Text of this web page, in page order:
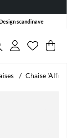
scandinave
Liste de
Nombre
. .
Chaise